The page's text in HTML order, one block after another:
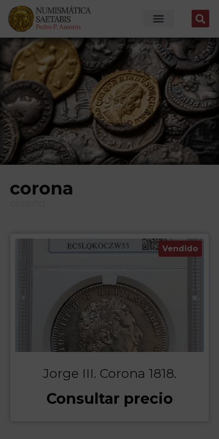
corona
Vendido
Jorge III. Corona 1818.
Consultar precio